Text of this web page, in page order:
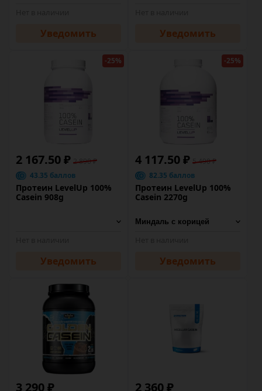
Уведомить Уведомить
-25%
2 167.50 ₽ 2 890 ₽
43.35 баллов
Протеин LevelUp 100%
Casein 908g
Уведомить
-25%
4 117.50 ₽ 5 490 ₽
82.35 баллов
Протеин LevelUp 100%
Casein 2270g
Уведомить
3 290 ₽ 2 360 ₽